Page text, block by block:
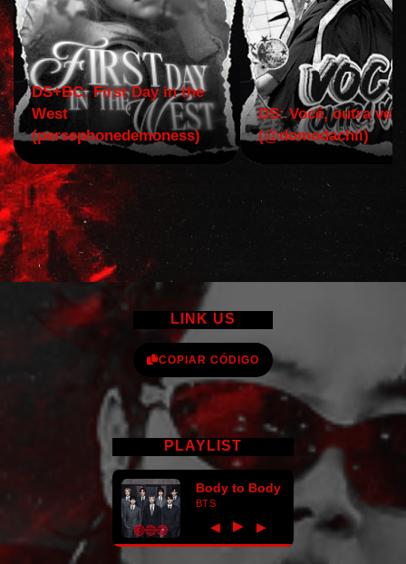
DS+BC: First Day in the
West
(persephonedemoness)
DS: Você, outra vez!
(@domodachii)
LINK US
COPIAR CÓDIGO
PLAYLIST
Body to Body
BTS
◀ ► ▶